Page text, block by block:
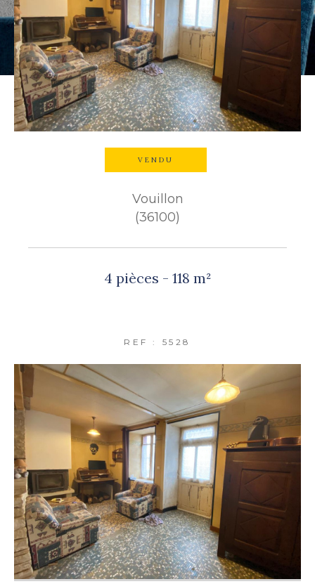
VENDU
Vouillon
(36100)
4 pièces - 118 m²
REF : 5528
Budget
Budget
Surface
Surface
Pièces
COUPS DE COEUR EXCLUSIVITÉS
NOUVEAUTÉS
RECHERCHER